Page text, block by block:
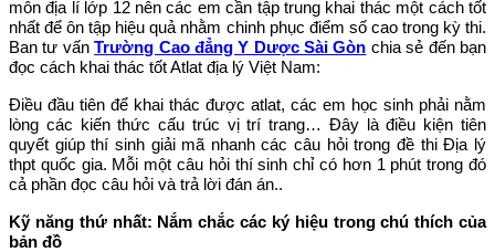
môn địa lí lớp 12 nên các em cần tập trung khai thác một cách tốt
nhất để ôn tập hiệu quả nhằm chinh phục điểm số cao trong kỳ thi.
Ban tư vấnTrường Cao đẳng Y Dược Sài Gòn chia sẻ đến bạn
đọc cách khai thác tốt Atlat địa lý Việt Nam:
Điều đầu tiên để khai thác được atlat, các em học sinh phải nằm
lòng các kiến thức cấu trúc vị trí trang… Đây là điều kiện tiên
quyết giúp thí sinh giải mã nhanh các câu hỏi trong đề thi Địa lý
thpt quốc gia. Mỗi một câu hỏi thí sinh chỉ có hơn 1 phút trong đó
cả phần đọc câu hỏi và trả lời đán án..
Kỹ năng thứ nhất: Nắm chắc các ký hiệu trong chú thích của
bản đồ